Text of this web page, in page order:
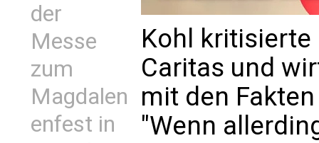
der
Messe
zum
Magdalen
enfest in
Kohl kritisierte
Caritas und
mit den
"Wenn